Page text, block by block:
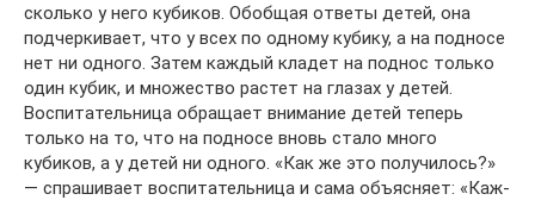
сколько у него кубиков. Обобщая ответы детей, она
подчерки­вает, что у всех по одному кубику, а на подносе
нет ни одного. Затем каждый кладет на поднос только
один кубик, и множе­ство растет на глазах у детей.
Воспитательница обращает вни­мание детей теперь
только на то, что на подносе вновь стало много
кубиков, а у детей ни одного. «Как же это получи­лось?»
— спрашивает воспитательница и сама объясняет: «Каж­